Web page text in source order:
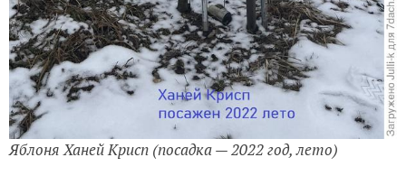
Яблоня Ханей Крисп (посадка — 2022 год, лето)